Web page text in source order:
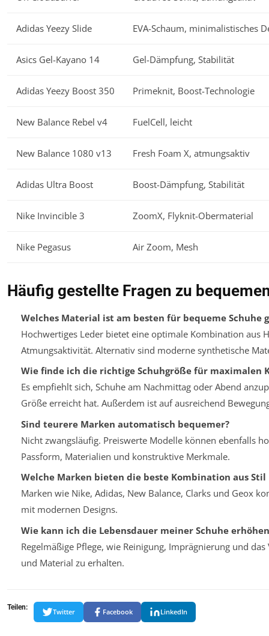
Adidas Yeezy Slide EVA-Schaum, minimalistisches
Asics Gel-Kayano 14 Gel-Dämpfung, Stabilität
Adidas Yeezy Boost 350 Primeknit, Boost-Technologie
New Balance Rebel v4 FuelCell, leicht
New Balance 1080 v13 Fresh Foam X, atmungsaktiv
Adidas Ultra Boost Boost-Dämpfung, Stabilität
Nike Invincible 3 ZoomX, Flyknit-Obermaterial
Nike Pegasus Air Zoom, Mesh
Häufig gestellte Fragen zu
Welches Material ist am besten für bequeme Schuhe
Hochwertiges Leder bietet eine optimale Kombination aus
Atmungsaktivität. Alternativ sind moderne synthetische
Wie finde ich die richtige Schuhgröße für maximalen
Es empfiehlt sich, Schuhe am Nachmittag oder Abend
Größe erreicht hat. Außerdem ist auf ausreichend
Sind teurere Marken automatisch bequemer?
Nicht zwangsläufig. Preiswerte Modelle können ebenfalls
Passform, Materialien und konstruktive Merkmale.
Welche Marken bieten die beste Kombination aus
Marken wie Nike, Adidas, New Balance, Clarks und Geox
mit modernen Designs.
Wie kann ich die Lebensdauer meiner Schuhe
Regelmäßige Pflege, wie Reinigung, Imprägnierung und
und Material zu erhalten.
Teilen:
Twitter Facebook LinkedIn